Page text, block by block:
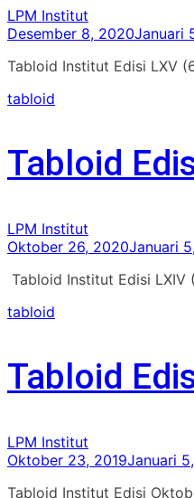
LPM Institut
Desember 8, 2020Januari
Tabloid Institut Edisi LXV
tabloid
Tabloid
LPM Institut
Oktober 26, 2020Januari
Tabloid Institut Edisi
tabloid
Tabloid
LPM Institut
Oktober 23, 2019Januari
Tabloid Institut Edisi